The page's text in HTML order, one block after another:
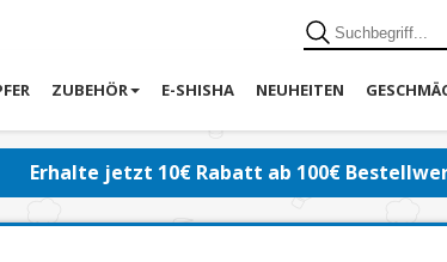
ZUBEHÖR E-SHISHA NEUHEITEN
Erhalte jetzt 10€ Rabatt ab 100€